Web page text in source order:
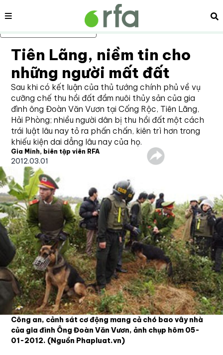
Bỏ qua nội dung chính
Nội dung
Tiên Lãng, niềm tin cho
những người mất đất
Sau khi có kết luận của thủ tướng chính phủ về vụ
cưỡng chế thu hồi đất đầm nuôi thủy sản của gia
đình ông Đoàn Văn Vươn tại Cống Rộc, Tiên Lãng,
Hải Phòng; nhiều người dân bị thu hồi đất một cách
trái luật lâu nay tỏ ra phấn chấn, kiên trì hơn trong
khiếu kiện dai dẳng lâu nay của họ.
Gia Minh, biên tập viên RFA
2012.03.01
Công an, cảnh sát cơ động mang cả chó bao vây nhà
của gia đình Ông Đoàn Văn Vươn, ảnh chụp hôm 05-
01-2012. (Nguồn Phapluat.vn)